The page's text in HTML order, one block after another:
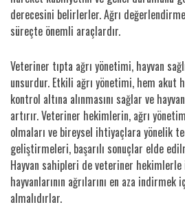
derecesini belirlerler. Ağrı
süreçte önemli araçlardır.
Veteriner tıpta ağrı yönetimi, hayvan
unsurdur. Etkili ağrı yönetimi, hem akut
kontrol altına alınmasını sağlar ve
artırır. Veteriner hekimlerin, ağrı
olmaları ve bireysel ihtiyaçlara yönelik
geliştirmeleri, başarılı sonuçlar elde
Hayvan sahipleri de veteriner
hayvanlarının ağrılarını en aza
almalıdırlar.